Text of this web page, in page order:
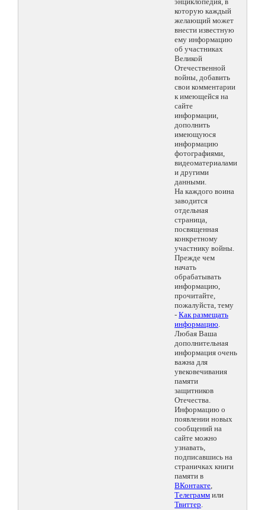
которую каждый
желающий может
внести известную
ему информацию
об участниках
Великой
Отечественной
войны, добавить
свои комментарии
к имеющейся на
сайте
информации,
дополнить
имеющуюся
информацию
фотографиями,
видеоматериалами
и другими
данными.
На каждого воина
заводится
отдельная
страница,
посвященная
конкретному
участнику войны.
Прежде чем
начать
обрабатывать
информацию,
прочитайте,
пожалуйста, тему
- Как размещать
информацию.
Любая Ваша
дополнительная
информация очень
важна для
увековечивания
памяти
защитников
Отечества.
Информацию о
появлении новых
сообщений на
сайте можно
узнавать,
подписавшись на
страничках книги
памяти в
ВКонтакте,
Телеграмм или
Твиттер.